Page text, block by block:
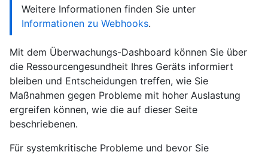
Weitere Informationen finden Sie unter
Informationen zu Webhooks.
Mit dem Überwachungs-Dashboard können Sie über
die Ressourcengesundheit Ihres Geräts informiert
bleiben und Entscheidungen treffen, wie Sie
Maßnahmen gegen Probleme mit hoher Auslastung
ergreifen können, wie die auf dieser Seite
beschriebenen.
Für systemkritische Probleme und bevor Sie